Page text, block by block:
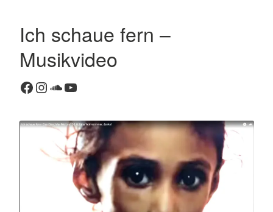
Ich schaue fern –
Musikvideo
Facebook
Instagram
SoundCloud
YouTube
t
r
i
n